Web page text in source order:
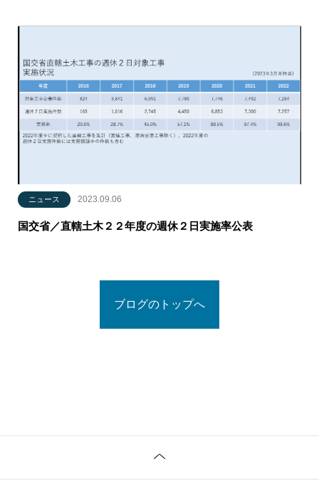
ニュース 2023.09.06
国交省／直轄土木２２年度の週休２日実施率公表
ブログのトップへ